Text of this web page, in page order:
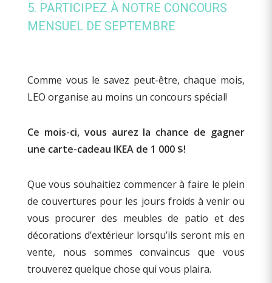
5. PARTICIPEZ À NOTRE CONCOURS
MENSUEL DE SEPTEMBRE
Comme vous le savez peut-être, chaque mois,
LEO organise au moins un concours spécial!
Ce mois-ci, vous aurez la chance de gagner
une carte-cadeau IKEA de 1 000 $!
Que vous souhaitiez commencer à faire le plein
de couvertures pour les jours froids à venir ou
vous procurer des meubles de patio et des
décorations d’extérieur lorsqu’ils seront mis en
vente, nous sommes convaincus que vous
trouverez quelque chose qui vous plaira.